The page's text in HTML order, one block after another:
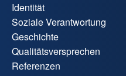
Identität
Soziale Verantwortung
Geschichte
Qualitätsversprechen
Referenzen